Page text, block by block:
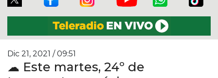
Dic 21, 2021 / 09:51
☁ Este martes, 24º de